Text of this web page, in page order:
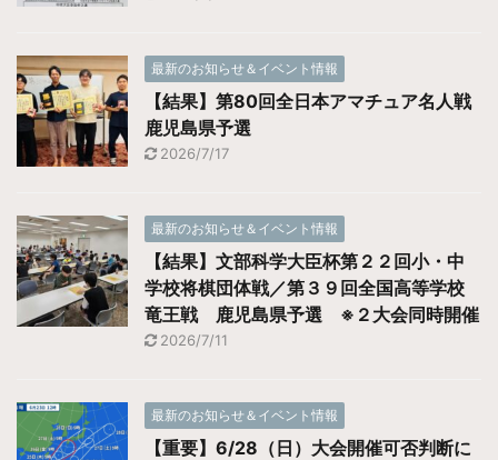
最新のお知らせ＆イベント情報
【結果】第80回全日本アマチュア名人戦
鹿児島県予選
2026/7/17
最新のお知らせ＆イベント情報
【結果】文部科学大臣杯第２２回小・中
学校将棋団体戦／第３９回全国高等学校
竜王戦 鹿児島県予選 ※２大会同時開催
2026/7/11
最新のお知らせ＆イベント情報
【重要】6/28（日）大会開催可否判断に